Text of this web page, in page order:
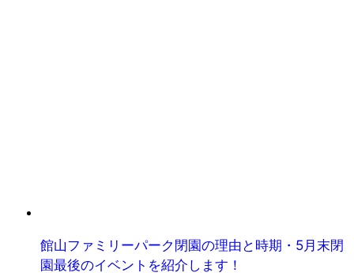
館山ファミリーパーク閉園の理由と時期・5月末閉
園最後のイベントを紹介します！